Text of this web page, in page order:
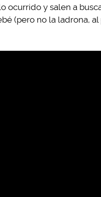
ocurrido y salen a
(pero no la ladrona,